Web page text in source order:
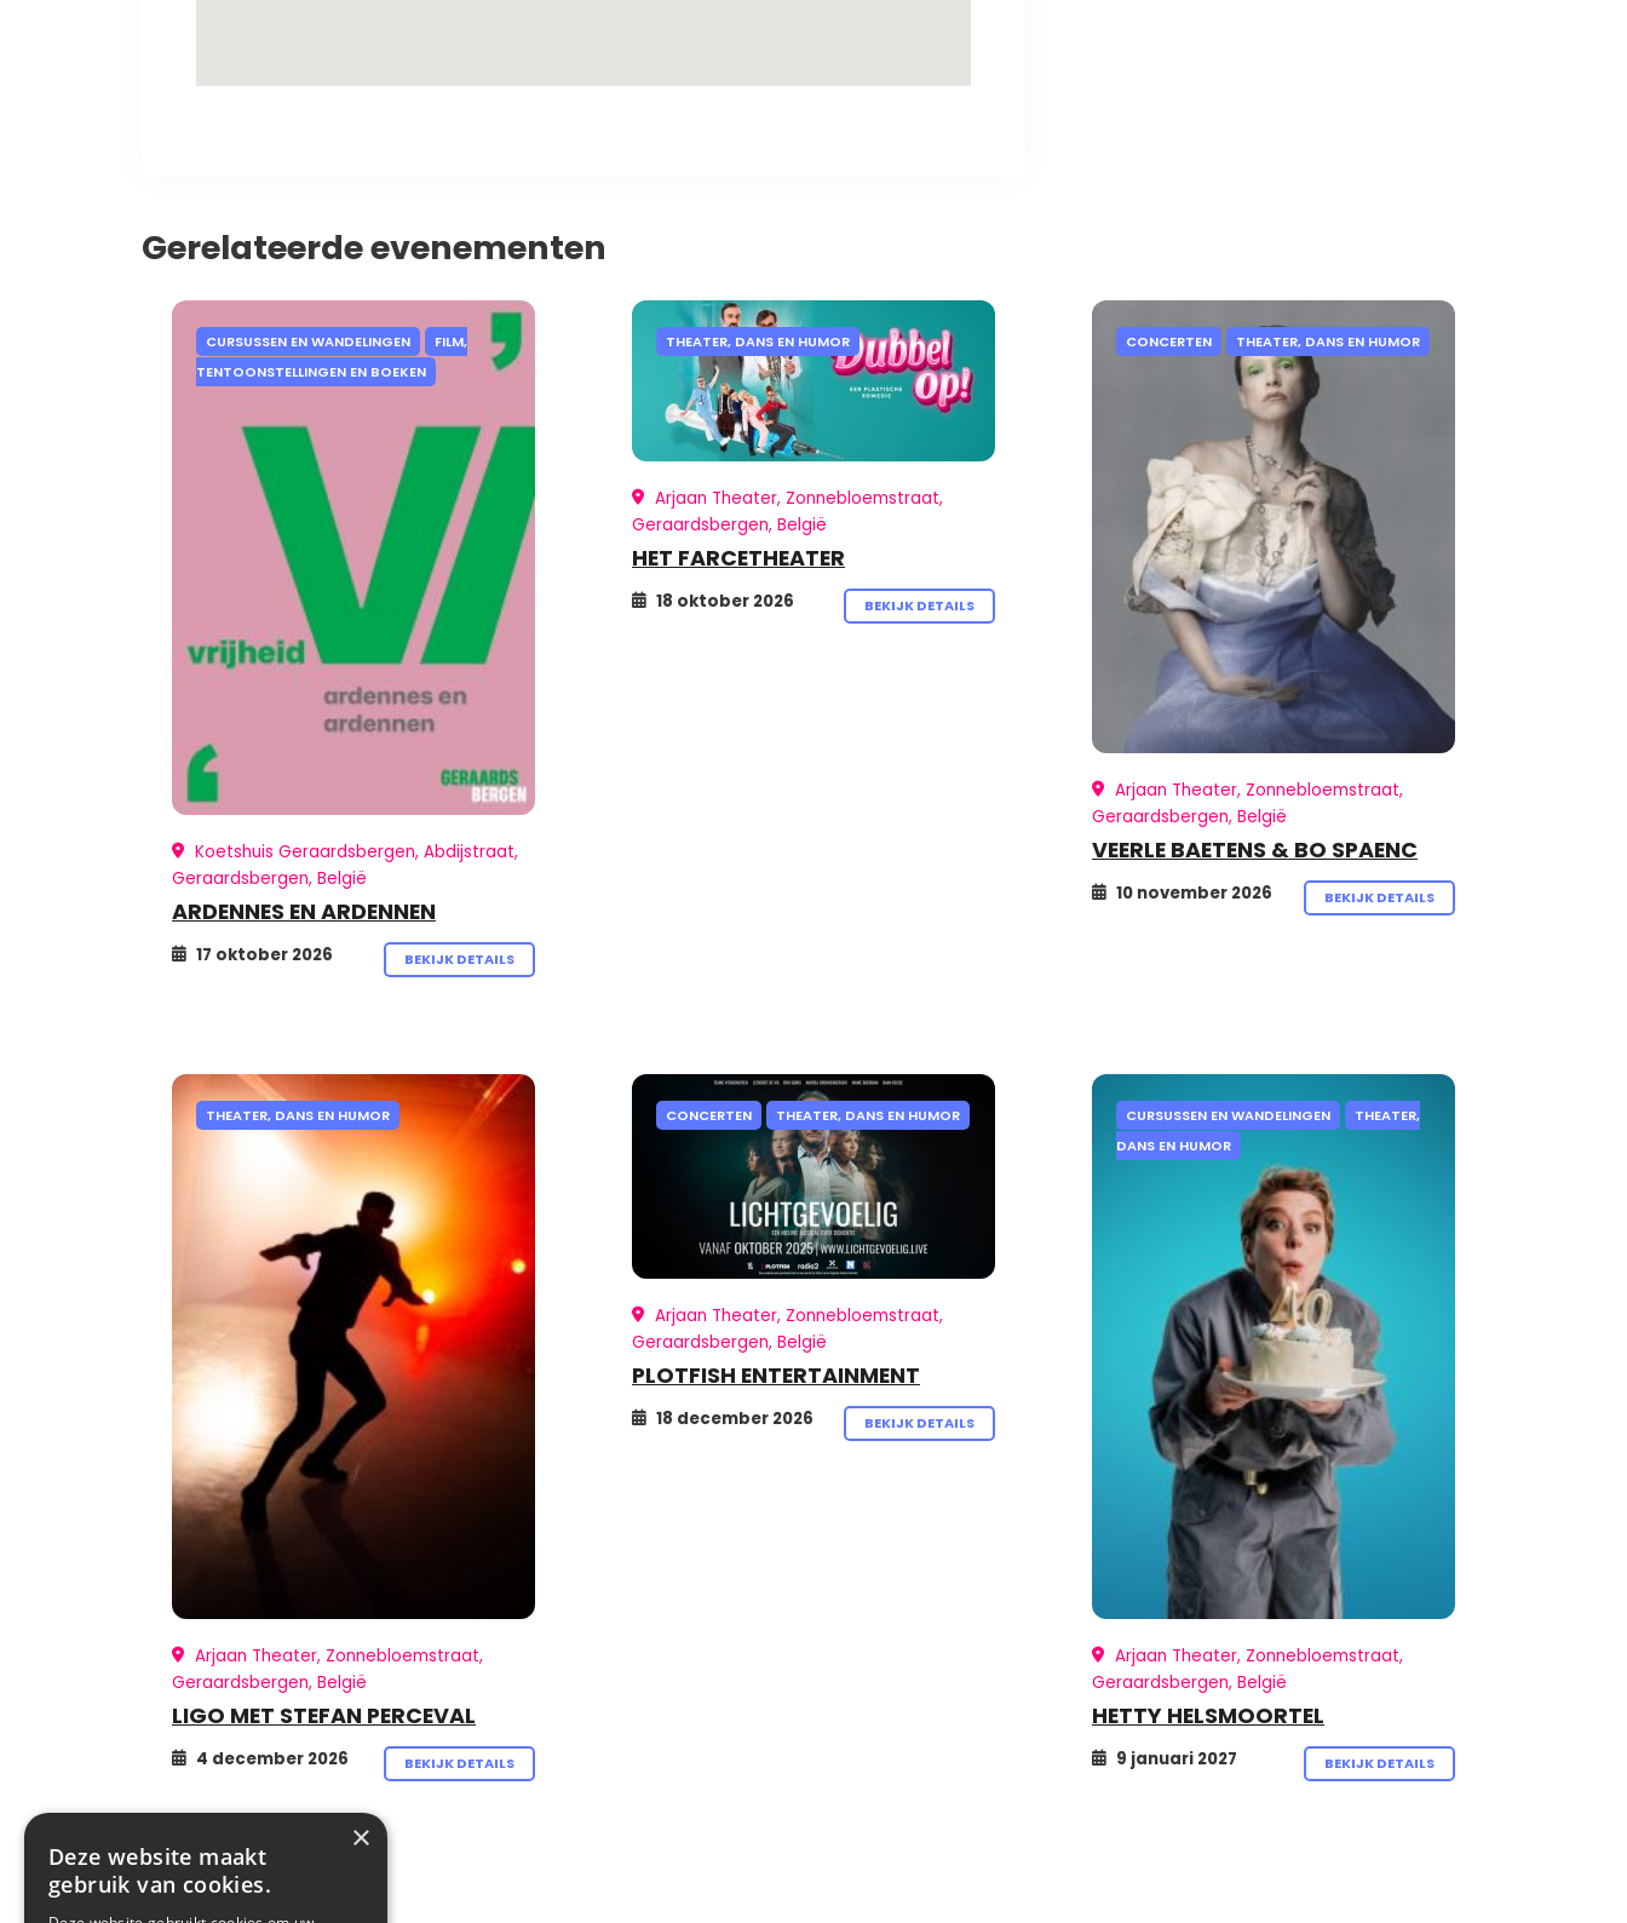
Gerelateerde evenementen
CURSUSSEN EN WANDELINGEN
FILM,
TENTOONSTELLINGEN EN BOEKEN
Koetshuis Geraardsbergen, Abdijstraat,
Geraardsbergen, België
ARDENNES EN ARDENNEN
17 oktober 2026 BEKIJK DETAILS
THEATER, DANS EN HUMOR
Arjaan Theater, Zonnebloemstraat,
Geraardsbergen, België
HET FARCETHEATER
18 oktober 2026 BEKIJK DETAILS
CONCERTEN THEATER, DANS EN HUMOR
Arjaan Theater, Zonnebloemstraat,
Geraardsbergen, België
VEERLE BAETENS & BO SPAENC
10 november 2026 BEKIJK DETAILS
THEATER, DANS EN HUMOR
Arjaan Theater, Zonnebloemstraat,
Geraardsbergen, België
LIGO MET STEFAN PERCEVAL
4 december 2026 BEKIJK DETAILS
CONCERTEN THEATER, DANS EN HUMOR
Arjaan Theater, Zonnebloemstraat,
Geraardsbergen, België
PLOTFISH ENTERTAINMENT
18 december 2026 BEKIJK DETAILS
CURSUSSEN EN WANDELINGEN
THEATER,
DANS EN HUMOR
Arjaan Theater, Zonnebloemstraat,
Geraardsbergen, België
HETTY HELSMOORTEL
9 januari 2027 BEKIJK DETAILS
×
Deze website maakt
gebruik van cookies.